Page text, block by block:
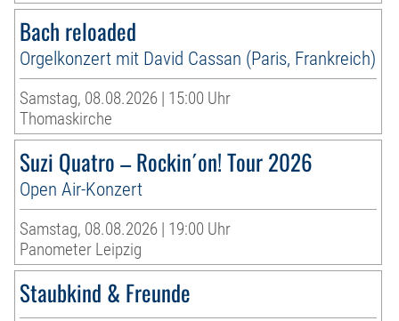
Bach reloaded
Orgelkonzert mit David Cassan (Paris, Frankreich)
Samstag, 08.08.2026 | 15:00 Uhr
Thomaskirche
Suzi Quatro – Rockin´on! Tour 2026
Open Air-Konzert
Samstag, 08.08.2026 | 19:00 Uhr
Panometer Leipzig
Staubkind & Freunde